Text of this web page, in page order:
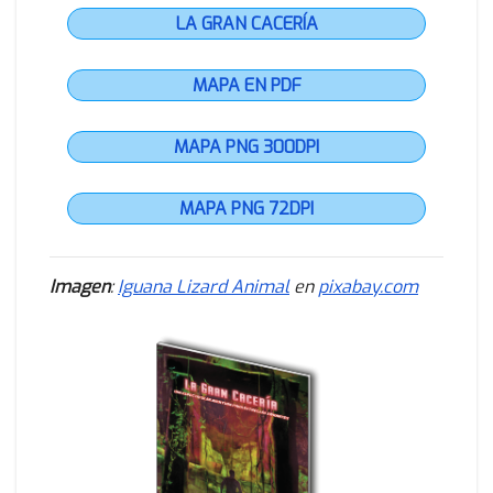
LA GRAN CACERÍA
MAPA EN PDF
MAPA PNG 300DPI
MAPA PNG 72DPI
Imagen:Iguana Lizard Animalenpixabay.com